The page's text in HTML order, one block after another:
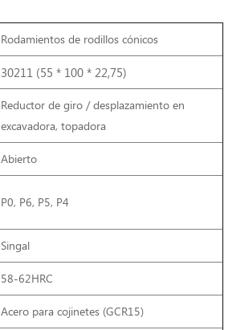
Rodamientos de rodillos cónicos
30211 (55 * 100 * 22,75)
Reductor de giro / desplazamiento en
excavadora, topadora
Abierto
P0, P6, P5, P4
Singal
58-62HRC
Acero para cojinetes (GCR15)